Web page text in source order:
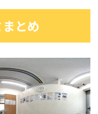
とめ